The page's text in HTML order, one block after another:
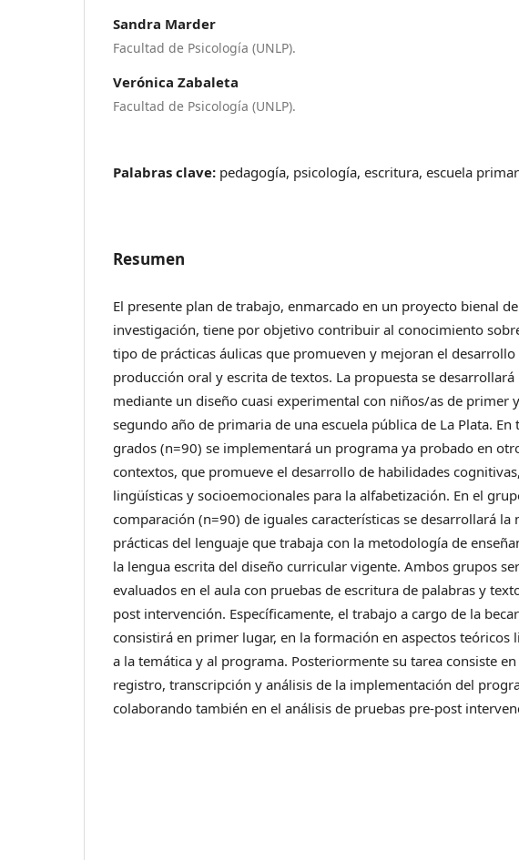
Sandra Marder
Facultad de Psicología (UNLP).
Verónica Zabaleta
Facultad de Psicología (UNLP).
Palabras clave: pedagogía, psicología, escritura, escuela
Resumen
El presente plan de trabajo, enmarcado en un proyecto bienal de
investigación, tiene por objetivo contribuir al conocimiento
tipo de prácticas áulicas que promueven y mejoran el desarrollo
producción oral y escrita de textos. La propuesta se desarrollará
mediante un diseño cuasi experimental con niños/as de primer y
segundo año de primaria de una escuela pública de La Plata. En
grados (n=90) se implementará un programa ya probado en
contextos, que promueve el desarrollo de habilidades cognitivas,
lingüísticas y socioemocionales para la alfabetización. En el
comparación (n=90) de iguales características se desarrollará la
prácticas del lenguaje que trabaja con la metodología de
la lengua escrita del diseño curricular vigente. Ambos grupos
evaluados en el aula con pruebas de escritura de palabras y
post intervención. Específicamente, el trabajo a cargo de la
consistirá en primer lugar, en la formación en aspectos teóricos
a la temática y al programa. Posteriormente su tarea consiste en
registro, transcripción y análisis de la implementación del
colaborando también en el análisis de pruebas pre-post